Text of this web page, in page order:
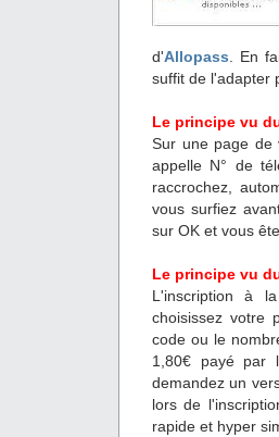
d'Allopass. En
suffit de l'adapter
Le principe vu
Sur une page de
appelle N° de
raccrochez,
vous surfiez
sur OK et vous
Le principe vu
L'inscription à
choisissez votre
code ou le
1,80€ payé par
demandez un
lors de
rapide et hyper